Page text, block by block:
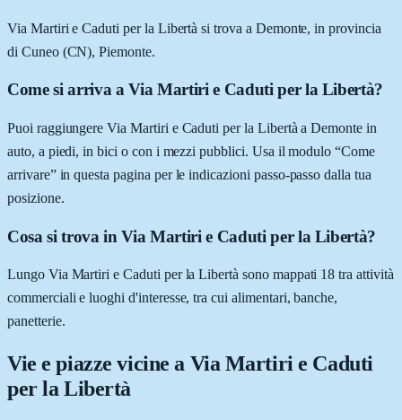
Via Martiri e Caduti per la Libertà si trova a Demonte, in provincia
di Cuneo (CN), Piemonte.
Come si arriva a Via Martiri e Caduti per la Libertà?
Puoi raggiungere Via Martiri e Caduti per la Libertà a Demonte in
auto, a piedi, in bici o con i mezzi pubblici. Usa il modulo “Come
arrivare” in questa pagina per le indicazioni passo-passo dalla tua
posizione.
Cosa si trova in Via Martiri e Caduti per la Libertà?
Lungo Via Martiri e Caduti per la Libertà sono mappati 18 tra attività
commerciali e luoghi d'interesse, tra cui alimentari, banche,
panetterie.
Vie e piazze vicine a Via Martiri e Caduti
per la Libertà